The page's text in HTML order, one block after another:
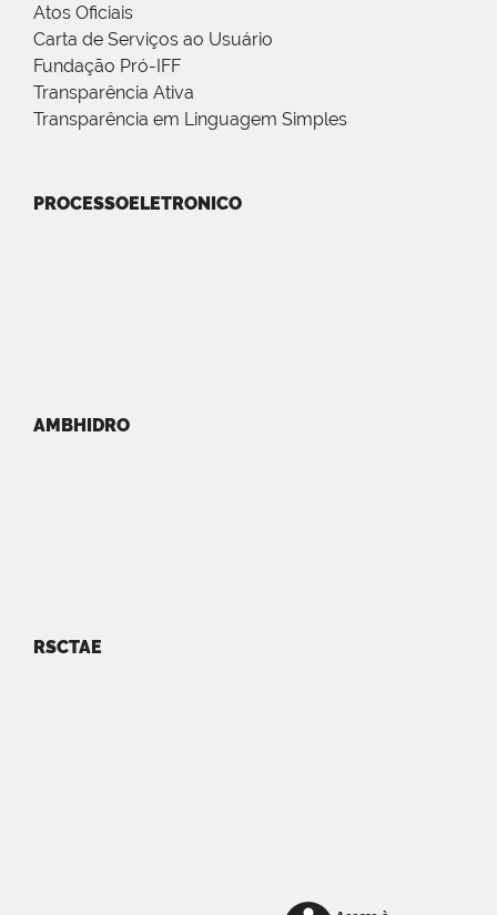
Atos Oficiais
Carta de Serviços ao Usuário
Fundação Pró-IFF
Transparência Ativa
Transparência em Linguagem Simples
PROCESSOELETRONICO
AMBHIDRO
RSCTAE